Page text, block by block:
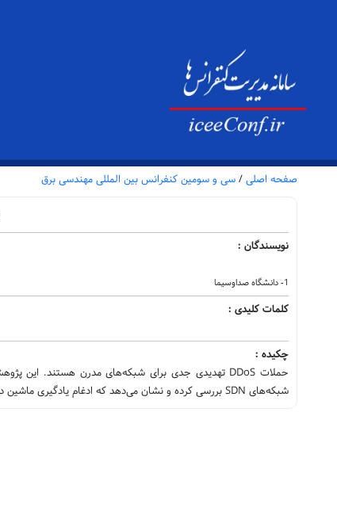
صفحه اصلی / سی و سومین کنفرانس بین المللی مهندسی برق
نویسندگان :
1- دانشگاه صداوسیما
کلمات کلیدی :
چکیده :
شبکه‌های SDN بررسی کرده و نشان می‌دهد که ادغام یادگیری ماشین در کنترلرهای SDN می‌تواند مقاومت شبکه را بهبود بخشد.